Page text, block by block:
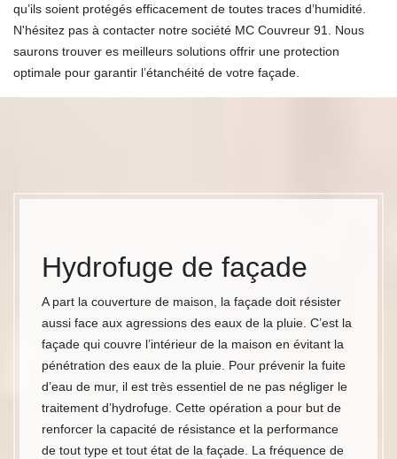
qu’ils soient protégés efficacement de toutes traces d’humidité.
N'hésitez pas à contacter notre société MC Couvreur 91. Nous
saurons trouver es meilleurs solutions offrir une protection
optimale pour garantir l’étanchéité de votre façade.
Hydrofuge de façade
A part la couverture de maison, la façade doit résister
aussi face aux agressions des eaux de la pluie. C’est la
façade qui couvre l’intérieur de la maison en évitant la
pénétration des eaux de la pluie. Pour prévenir la fuite
d’eau de mur, il est très essentiel de ne pas négliger le
traitement d’hydrofuge. Cette opération a pour but de
renforcer la capacité de résistance et la performance
de tout type et tout état de la façade. La fréquence de